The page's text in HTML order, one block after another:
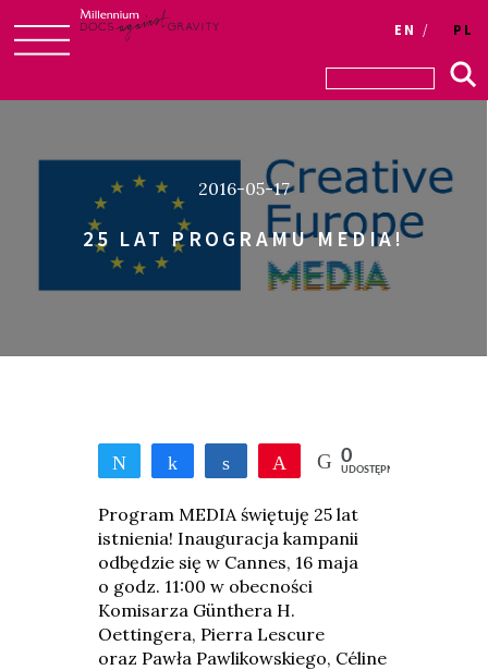
to
Login
EN PL
2016-05-17
25 LAT PROGRAMU MEDIA!
Tweetnij UdostępnijUdostępnijPrzypnij
0
UDOSTĘPNIEŃ
Program MEDIA świętuję 25 lat
istnienia! Inauguracja kampanii
odbędzie się w Cannes, 16 maja
o godz. 11:00 w obecności
Komisarza Günthera H.
Oettingera, Pierra Lescure
oraz Pawła Pawlikowskiego, Céline